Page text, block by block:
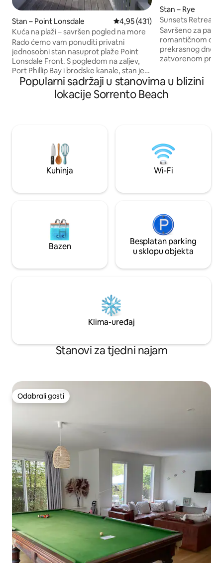
Stan – Point Lonsdale Prosječna ocjena: 4,95/5,
4,95 (431)
Kuća na plaži – savršen pogled na more
Rado ćemo vam ponuditi privatni
jednosobni stan nasuprot plaže Point
Lonsdale Front. S pogledom na zaljev,
Port Phillip Bay i brodske kanale, stan je
udaljen 10 godina s modernom
opremom. The Apartment Fully self
contained with a small kitchen, large
osobe, ali može udobno primiti 4 osobe.
U dnevnom boravku nalaze se dva
jednostruka divana. Preko puta objekta
nalazi se sigurna plaža za kupanje, a
Jednostavan pristup seoskom
kemiji i kafićima. Javni prijevoz nalazi se u
centru sela (autobusne linije do
Geelonga). It is a Ideal for base to visit
the surrounding areas have to offer- the
and Mornington Peninsula. Point
željezničkog kolodvora Geelong
autobusom (30 min). Zračna luka Avalon
udaljena je 45 minuta vožnje autobusom
dostupan jer ga iznajmljujemo putem
drugih prodajnih mjesta. Vrijeme dolaska
Stan – Rye
Sunsets Retreat,
Savršeno za
romantičnom
prekrasnog
zatvorenom
kako biste uživali
Privatna terasa
jutarnju kavu.
trgovina! Pristup
stepenica, a mi
parkirno mjesto.
je 5 minuta hoda.
Popularni sadržaji u stanovima u blizini
lokacije Sorrento Beach
Kuhinja Wi-Fi
Bazen
Besplatan parking
u sklopu objekta
Klima-uređaj
Stanovi za tjedni najam
Odabrali gosti
Odabrali gosti